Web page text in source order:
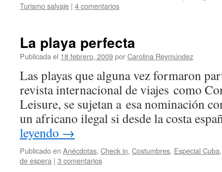
Turismo salvaje | 4 comentarios
La playa perfecta
Publicada el 18 febrero, 2009porCarolina Reymúndez
Las playas que alguna vez formaron
revista internacional de viajes como
Leisure, se sujetan a esa nominación
un africano ilegal si desde la costa
leyendo →
Publicado en Anécdotas, Check in, Costumbres, Especial Cuba
de espera | 3 comentarios